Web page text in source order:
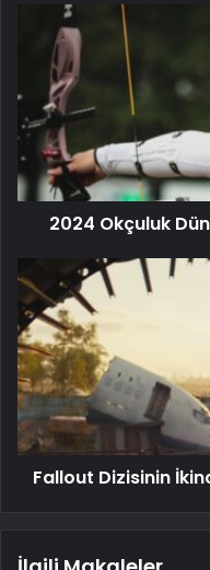
2024 Okçuluk
Fallout Dizisinin